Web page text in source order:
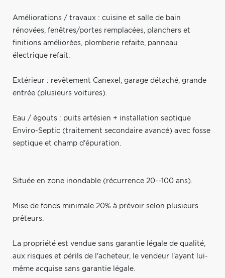
Améliorations / travaux : cuisine et salle de bain
rénovées, fenêtres/portes remplacées, planchers et
finitions améliorées, plomberie refaite, panneau
électrique refait.
Extérieur : revêtement Canexel, garage détaché, grande
entrée (plusieurs voitures).
Eau / égouts : puits artésien + installation septique
Enviro-Septic (traitement secondaire avancé) avec fosse
septique et champ d'épuration.
Située en zone inondable (récurrence 20--100 ans).
Mise de fonds minimale 20% à prévoir selon plusieurs
prêteurs.
La propriété est vendue sans garantie légale de qualité,
aux risques et périls de l'acheteur, le vendeur l'ayant lui-
même acquise sans garantie légale.